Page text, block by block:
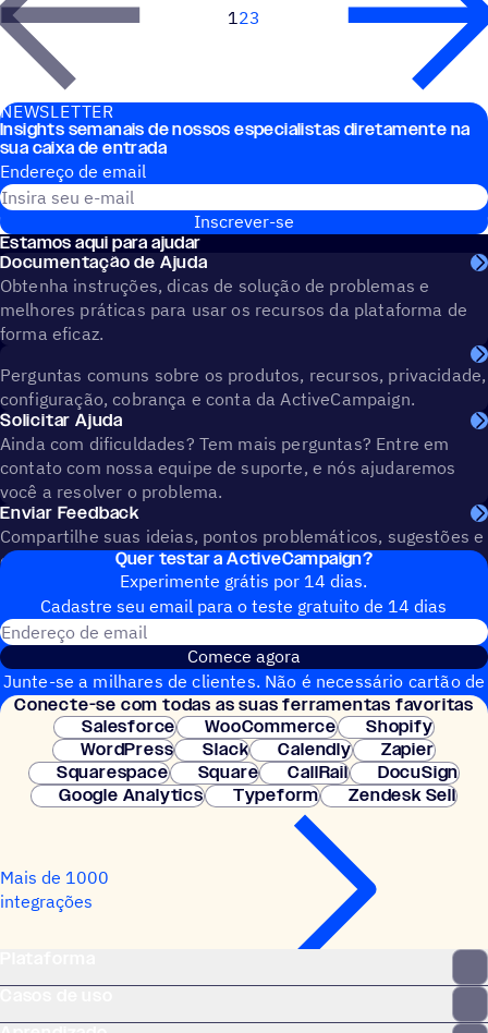
123
NEWSLETTER
Insights semanais de nossos especialistas diretamente na
sua caixa de entrada
Endereço de email
Inscrever-se
Estamos aqui para ajudar
Documentação de Ajuda
Obtenha instruções, dicas de solução de problemas e
melhores práticas para usar os recursos da plataforma de
forma eficaz.
Perguntas comuns sobre os produtos, recursos, privacidade,
configuração, cobrança e conta da ActiveCampaign.
Solicitar Ajuda
Ainda com dificuldades? Tem mais perguntas? Entre em
contato com nossa equipe de suporte, e nós ajudaremos
você a resolver o problema.
Enviar Feedback
Compartilhe suas ideias, pontos problemáticos, sugestões e
opiniões para ajudar a moldar o futuro da ActiveCampaign.
Quer testar a ActiveCampaign?
Experimente grátis por 14 dias.
Cadastre seu email para o teste gratuito de 14 dias
Comece agora
Junte-se a milhares de clientes. Não é necessário cartão de
crédito. Configuração instantânea.
Conecte-se com todas as suas ferramentas favoritas
Salesforce
WooCommerce
Shopify
WordPress
Slack Calendly
Zapier
Squarespace
Square CallRail
DocuSign
Google Analytics
Typeform Zendesk Sell
Mais de 1000
integrações